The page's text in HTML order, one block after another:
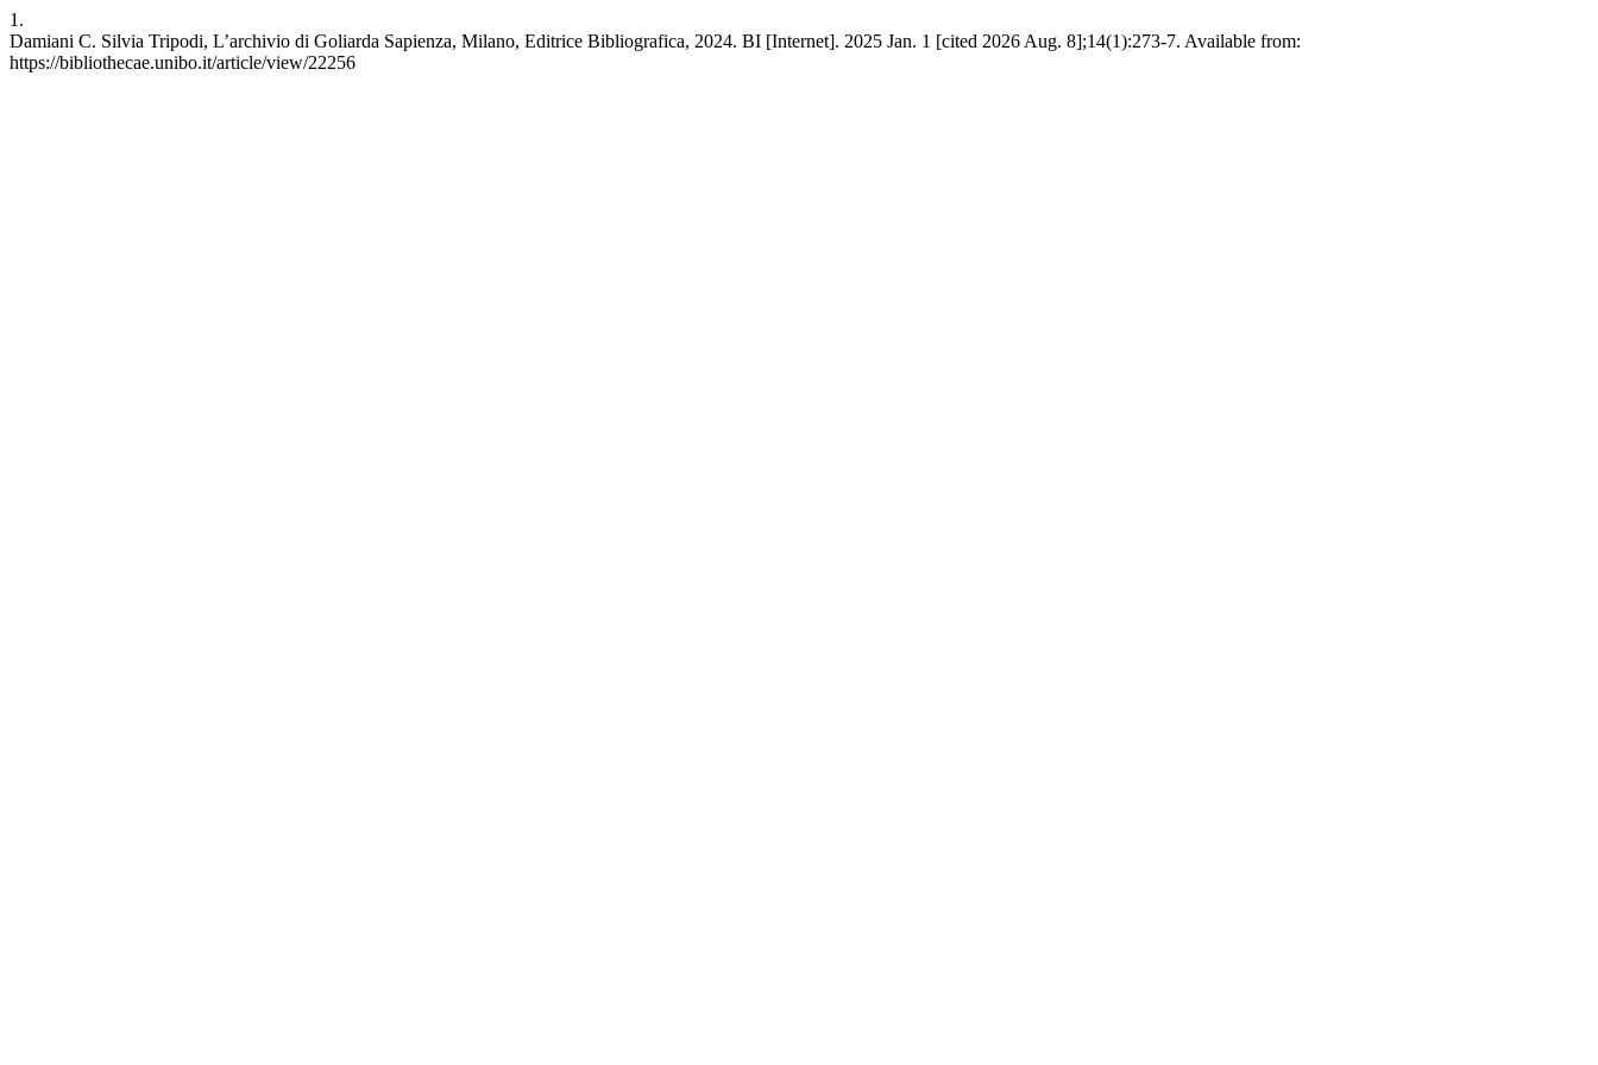
1.
Damiani C. Silvia Tripodi, L’archivio di Goliarda Sapienza, Milano, Editrice Bibliografica, 2024. BI [Internet]. 2025 Jan. 1 [cited 2026 Aug. 8];14(1):273-7. Available from:
https://bibliothecae.unibo.it/article/view/22256